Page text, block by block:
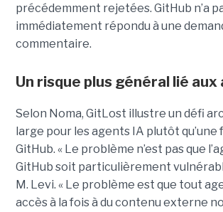
précédemment rejetées. GitHub n’a
immédiatement répondu à une
commentaire.
Un risque plus général lié
Selon Noma, GitLost illustre un défi
large pour les agents IA plutôt qu’une
GitHub. « Le problème n’est pas que
GitHub soit particulièrement
M. Levi. « Le problème est que tout
accès à la fois à du contenu externe